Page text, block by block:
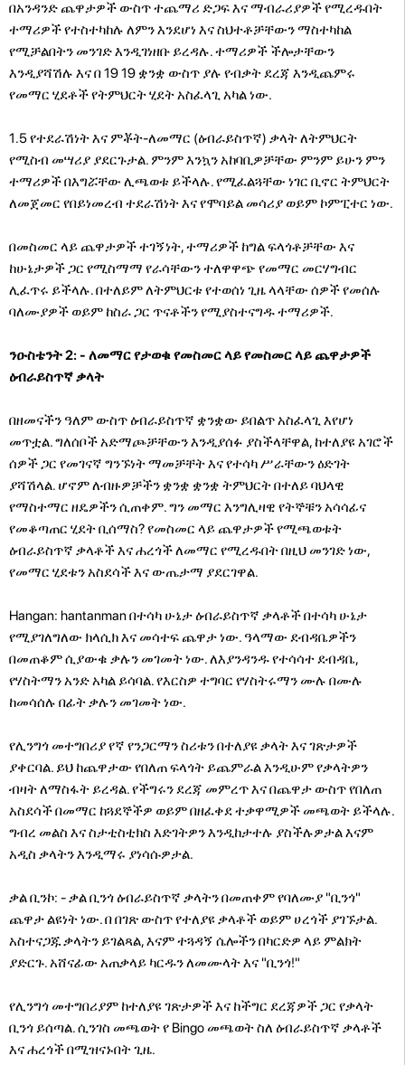
በአንዳንድ ጨዋታዎች ውስጥ ተጨማሪ ድጋፍ እና ማብራሪያዎች የሚረዱበት
ተማሪዎች የተስተካከሉ ለምን እንደሆነ እና ስህተቶቻቸውን ማስተካከል
የሚቻልበትን መንገድ እንዲገነዘቡ ይረዳሉ. ተማሪዎች ችሎታቸውን
እንዲያሻሽሉ እና በ 19 19 ቋንቋ ውስጥ ያሉ የብቃት ደረጃ እንዲጨምሩ
የመማር ሂደቶች የትምህርት ሂደት አስፈላጊ አካል ነው.
1.5 የተደራሽነት እና ምቾት-ለመማር (ዕብራይስጥኛ) ቃላት ለትምህርት
የሚስብ መሣሪያ ያደርጉታል. ምንም እንኳን አከባቢዎቻቸው ምንም ይሁን ምን
ተማሪዎች በእግሯቸው ሊጫወቱ ይችላሉ. የሚፈልጓቸው ነገር ቢኖር ትምህርት
ለመጀመር የበይነመረብ ተደራሽነት እና የሞባይል መሳሪያ ወይም ኮምፒተር ነው.
በመስመር ላይ ጨዋታዎች ተገኝነት, ተማሪዎች ከግል ፍላጎቶቻቸው እና
ከሁኔታዎች ጋር የሚስማማ የራሳቸውን ተለዋዋጭ የመማር መርሃግብር
ሊፈጥሩ ይችላሉ. በተለይም ለትምህርቱ የተወሰነ ጊዜ ላላቸው ሰዎች የመሰሉ
ባለሙያዎች ወይም ከስራ ጋር ጥናቶችን የሚያስተናግዱ ተማሪዎች.
ንዑስቴንት 2: - ለመማር የታወቁ የመስመር ላይ የመስመር ላይ ጨዋታዎች
ዕብራይስጥኛ ቃላት
በዘመናችን ዓለም ውስጥ ዕብራይስጥኛ ቋንቋው ይበልጥ አስፈላጊ እየሆነ
መጥቷል. ግለሰቦች አድማጮቻቸውን እንዲያሰፉ ያስችላቸዋል, ከተለያዩ አገሮች
ሰዎች ጋር የመገናኛ ግንኙነት ማመቻቸት እና የተሳካ ሥራቸውን ዕድገት
ያሻሽላል. ሆኖም ለብዙዎቻችን ቋንቋ ቋንቋ ትምህርት በተለይ ባህላዊ
የማስተማር ዘዴዎችን ሲጠቀም. ግን መማር እንግሊዛዊ የትኞቹን አሳሳፊና
የመቆጣጠር ሂደት ቢሰማስ? የመስመር ላይ ጨዋታዎች የሚጫወቱት
ዕብራይስጥኛ ቃላቶች እና ሐረጎች ለመማር የሚረዱበት በዚህ መንገድ ነው,
የመማር ሂደቱን አስደሳች እና ውጤታማ ያደርገዋል.
Hangan: hantanman በተሳካ ሁኔታ ዕብራይስጥኛ ቃላቶች በተሳካ ሁኔታ
የሚያገለግለው ክላሲክ እና መሳተፍ ጨዋታ ነው. ዓላማው ደብዳቤዎችን
በመጠቆም ሲያውቁ ቃሉን መገመት ነው. ለእያንዳንዱ የተሳሳተ ደብዳቤ,
የሃስትማን አንድ አካል ይሳባል. የእርስዎ ተግባር የሃስትሩማን ሙሉ በሙሉ
ከመሳሰሉ በፊት ቃሉን መገመት ነው.
የሊንግጎ መተግበሪያ የኛ የንጋርማን ስሪቱን በተለያዩ ቃላት እና ገጽታዎች
ያቀርባል. ይህ ከጨዋታው የበለጠ ፍላጎት ይጨምራል እንዲሁም የቃላትዎን
ብዛት ለማስፋት ይረዳል. የችግሩን ደረጃ መምረጥ እና በጨዋታ ውስጥ የበለጠ
አስደሳች በመማር ከጓደኞችዎ ወይም በዘፈቀደ ተቃዋሚዎች መጫወት ይችላሉ.
ግብረ መልስ እና ስታቲስቲክስ እድገትዎን እንዲከታተሉ ያስችሉዎታል እናም
አዲስ ቃላትን እንዲማሩ ያነሳሱዎታል.
ቃል ቢንኮ: - ቃል ቢንጎ ዕብራይስጥኛ ቃላትን በመጠቀም የባለሙያ "ቢንጎ"
ጨዋታ ልዩነት ነው. በ በገጽ ውስጥ የተለያዩ ቃላቶች ወይም ሀረጎች ያገኙታል.
አስተናጋጁ ቃላትን ይገልጻል, እናም ተጓዳኝ ሴሎችን በካርድዎ ላይ ምልክት
ያድርጉ. አሸናፊው አጠቃላይ ካርዱን ለመሙላት እና "ቢንጎ!"
የሊንግጎ መተግበሪያም ከተለያዩ ገጽታዎች እና ከችግር ደረጃዎች ጋር የቃላት
ቢንጎ ይሰጣል. ሲንገስ መጫወት የ Bingo መጫወት ስለ ዕብራይስጥኛ ቃላቶች
እና ሐረጎች በሚዝናኑበት ጊዜ.